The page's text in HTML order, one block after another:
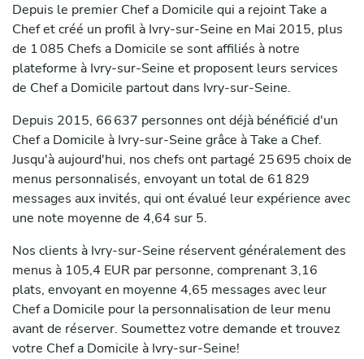
Depuis le premier Chef a Domicile qui a rejoint Take a
Chef et créé un profil à Ivry-sur-Seine en Mai 2015, plus
de 1 085 Chefs a Domicile se sont affiliés à notre
plateforme à Ivry-sur-Seine et proposent leurs services
de Chef a Domicile partout dans Ivry-sur-Seine.
Depuis 2015, 66 637 personnes ont déjà bénéficié d'un
Chef a Domicile à Ivry-sur-Seine grâce à Take a Chef.
Jusqu'à aujourd'hui, nos chefs ont partagé 25 695 choix de
menus personnalisés, envoyant un total de 61 829
messages aux invités, qui ont évalué leur expérience avec
une note moyenne de 4,64 sur 5.
Nos clients à Ivry-sur-Seine réservent généralement des
menus à 105,4 EUR par personne, comprenant 3,16
plats, envoyant en moyenne 4,65 messages avec leur
Chef a Domicile pour la personnalisation de leur menu
avant de réserver. Soumettez votre demande et trouvez
votre Chef a Domicile à Ivry-sur-Seine!